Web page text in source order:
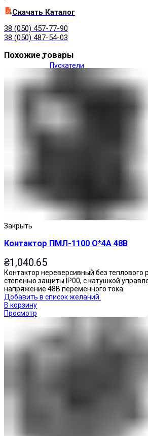
Пускатели
Cкачать Каталог
38 (050) 457-77-90
38 (050) 487-54-03
Похожие товары
Закрыть
Контактор ПМЛ-1100 О*4А 48В
₴1,040.65
Контактор нереверсивный без теплового
степенью защиты IP00, с катушкой
напряжение 48В переменного тока.
Добавить в список желаний
В корзину
Просмотр